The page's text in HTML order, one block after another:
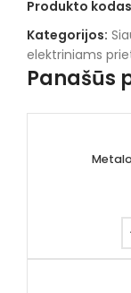
Produkto
Kategorijos:
elektriniams
Panašūs
Metalo